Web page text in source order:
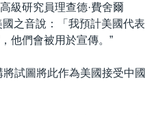
級研究員理查德·費舍爾
國之音說：「我預計美國代表
他們會被用於宣傳。”
試圖將此作為美國接受中國